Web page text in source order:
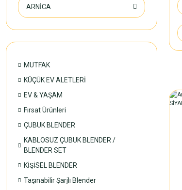
ARNİCA
MUTFAK
KÜÇÜK EV ALETLERİ
EV & YAŞAM
Fırsat Ürünleri
ÇUBUK BLENDER
KABLOSUZ ÇUBUK BLENDER /
BLENDER SET
KİŞİSEL BLENDER
Taşınabilir Şarjlı Blender